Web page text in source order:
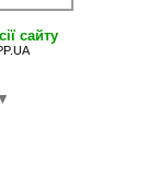
сайту
▼